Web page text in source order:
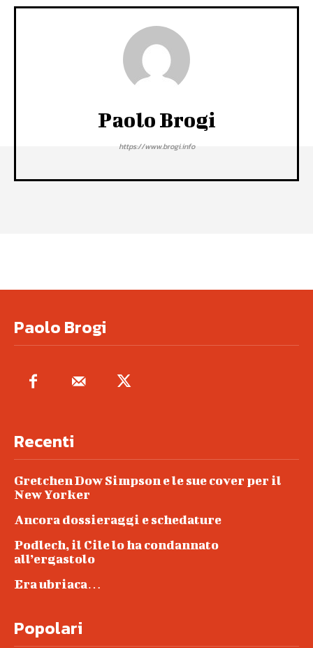
Paolo Brogi
https://www.brogi.info
Paolo Brogi
Recenti
Gretchen Dow Simpson e le sue cover per il
New Yorker
Ancora dossieraggi e schedature
Podlech, il Cile lo ha condannato
all’ergastolo
Era ubriaca…
Popolari